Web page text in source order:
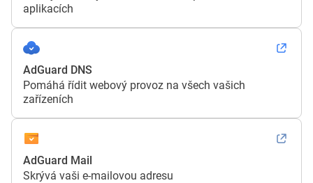
aplikacích
AdGuard DNS
Pomáhá řídit webový provoz na všech vašich
zařízeních
AdGuard Mail
Skrývá vaši e-mailovou adresu